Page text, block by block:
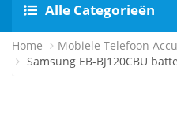
Alle Categorieën
Home Mobiele Telefoon Accu
Samsung EB-BJ120CBU